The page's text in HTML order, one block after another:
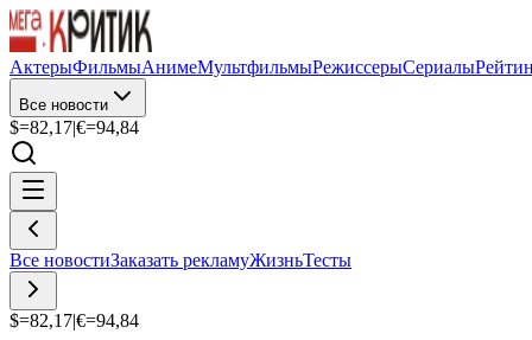
АктерыФильмыАнимеМультфильмыРежиссерыСериалы
Все новости
$=82,17|€=94,84
Все новостиЗаказать рекламуЖизньТесты
$=82,17|€=94,84